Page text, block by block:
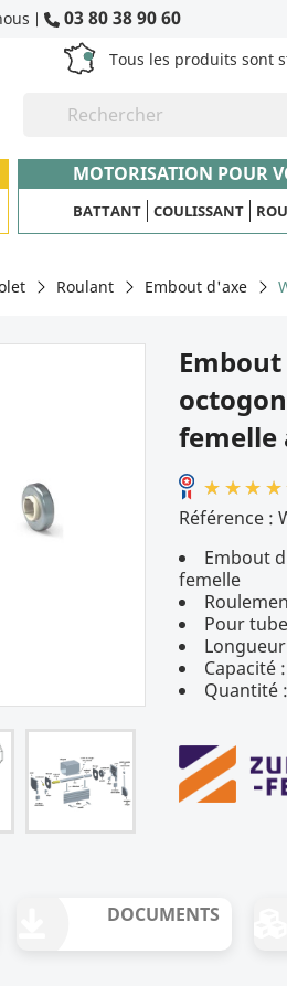
| 03 80 38 90 60
Tous les produits sont
MOTORISATION POUR
BATTANT COULISSANT
Roulant Embout d'axe
femelle
Référence :
Embout
femelle
Pour
Capacité
Quantité
DOCUMENTS